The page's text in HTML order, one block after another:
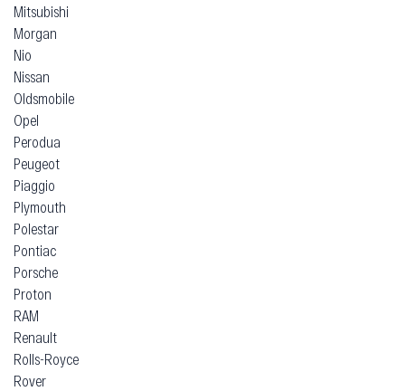
Mitsubishi
Morgan
Nio
Nissan
Oldsmobile
Opel
Perodua
Peugeot
Piaggio
Plymouth
Polestar
Pontiac
Porsche
Proton
RAM
Renault
Rolls-Royce
Rover